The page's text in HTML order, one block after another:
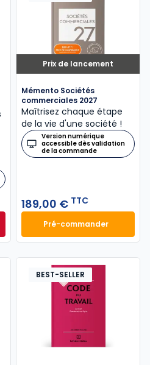
annoté à 49,00 € TTC
Prix de lancement
Mémento Sociétés
commerciales 2027
Maîtrisez chaque étape
de la vie d'une société !
Version numérique
accessible dès validation
de la commande
189,00 € TTC
Pré-commander
Mémento
BEST-SELLER